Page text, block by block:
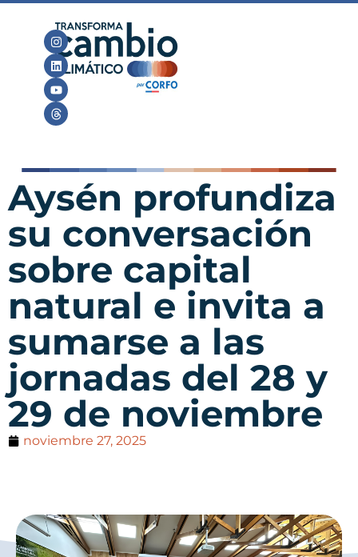
Aysén profundiza
su conversación
sobre capital
natural e invita a
sumarse a las
jornadas del 28 y
29 de noviembre
noviembre 27, 2025